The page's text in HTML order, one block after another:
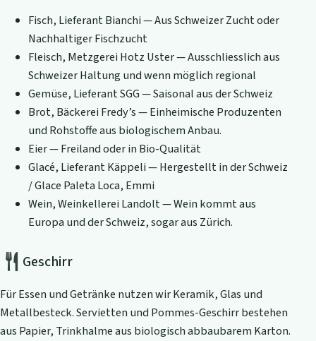
Fisch, Lieferant Bianchi — Aus Schweizer Zucht oder
Nachhaltiger Fischzucht
Fleisch, Metzgerei Hotz Uster — Ausschliesslich aus
Schweizer Haltung und wenn möglich regional
Gemüse, Lieferant SGG — Saisonal aus der Schweiz
Brot, Bäckerei Fredy’s — Einheimische Produzenten
und Rohstoffe aus biologischem Anbau.
Eier — Freiland oder in Bio-Qualität
Glacé, Lieferant Käppeli — Hergestellt in der Schweiz
/ Glace Paleta Loca, Emmi
Wein, Weinkellerei Landolt — Wein kommt aus
Europa und der Schweiz, sogar aus Zürich.
Geschirr
Für Essen und Getränke nutzen wir Keramik, Glas und
Metallbesteck. Servietten und Pommes-Geschirr bestehen
aus Papier, Trinkhalme aus biologisch abbaubarem Karton.